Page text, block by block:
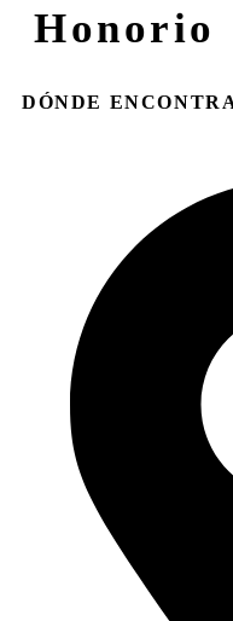
Honorio
DÓNDE